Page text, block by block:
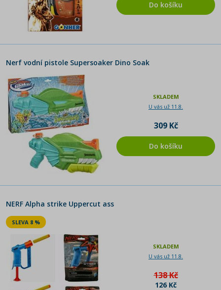
Do košíku
Nerf vodní pistole Supersoaker Dino Soak
SKLADEM
U vás už 11.8.
309 Kč
Do košíku
NERF Alpha strike Uppercut ass
SLEVA 8 %
SKLADEM
U vás už 11.8.
138 Kč
126 Kč